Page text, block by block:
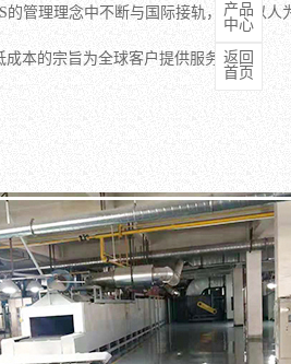
的管理理念中不断与国际接轨，奉行以人
成本的宗旨为全球客户提供服务
产品
中心
返回
首页